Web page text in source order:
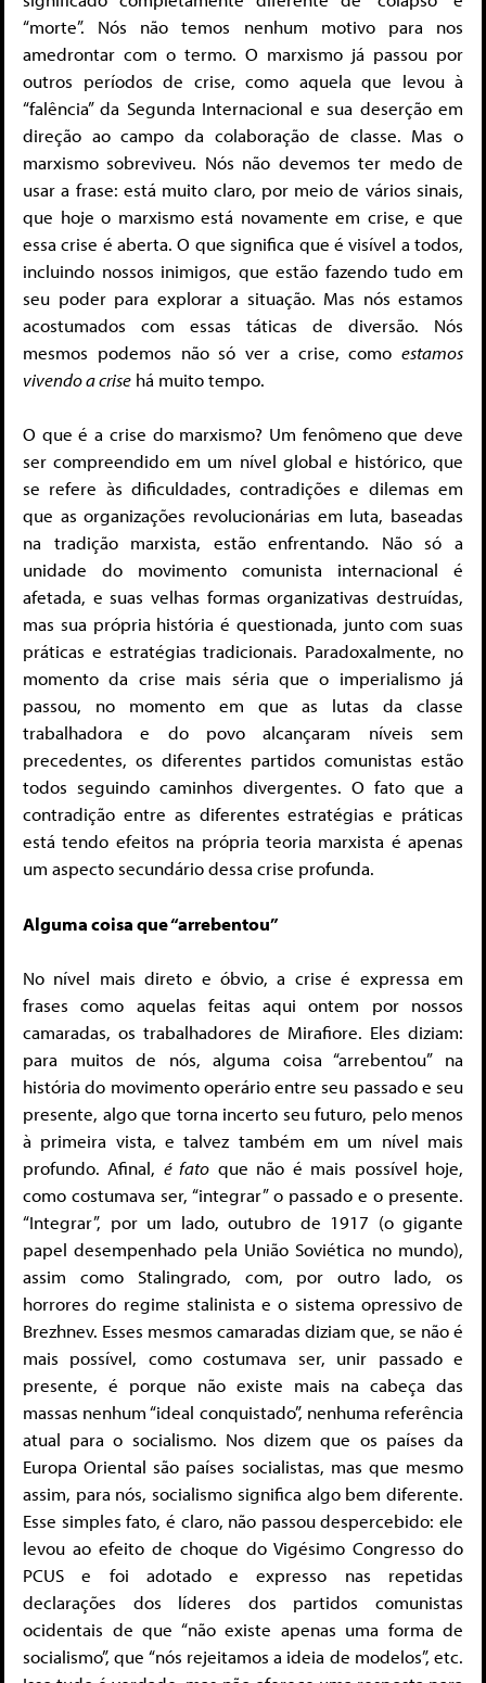
“morte”. Nós não temos nenhum motivo para nos
amedrontar com o termo. O marxismo já passou por
outros períodos de crise, como aquela que levou à
“falência” da Segunda Internacional e sua deserção em
direção ao campo da colaboração de classe. Mas o
marxismo sobreviveu. Nós não devemos ter medo de
usar a frase: está muito claro, por meio de vários sinais,
que hoje o marxismo está novamente em crise, e que
essa crise é aberta. O que significa que é visível a todos,
incluindo nossos inimigos, que estão fazendo tudo em
seu poder para explorar a situação. Mas nós estamos
acostumados com essas táticas de diversão. Nós
mesmos podemos não só ver a crise, como estamos
vivendo a crise há muito tempo.
O que é a crise do marxismo? Um fenômeno que deve
ser compreendido em um nível global e histórico, que
se refere às dificuldades, contradições e dilemas em
que as organizações revolucionárias em luta, baseadas
na tradição marxista, estão enfrentando. Não só a
unidade do movimento comunista internacional é
afetada, e suas velhas formas organizativas destruídas,
mas sua própria história é questionada, junto com suas
práticas e estratégias tradicionais. Paradoxalmente, no
momento da crise mais séria que o imperialismo já
passou, no momento em que as lutas da classe
trabalhadora e do povo alcançaram níveis sem
precedentes, os diferentes partidos comunistas estão
todos seguindo caminhos divergentes. O fato que a
contradição entre as diferentes estratégias e práticas
está tendo efeitos na própria teoria marxista é apenas
um aspecto secundário dessa crise profunda.
Alguma coisa que “arrebentou”
No nível mais direto e óbvio, a crise é expressa em
frases como aquelas feitas aqui ontem por nossos
camaradas, os trabalhadores de Mirafiore. Eles diziam:
para muitos de nós, alguma coisa “arrebentou” na
história do movimento operário entre seu passado e seu
presente, algo que torna incerto seu futuro, pelo menos
à primeira vista, e talvez também em um nível mais
profundo. Afinal, é fato que não é mais possível hoje,
como costumava ser, “integrar” o passado e o presente.
“Integrar”, por um lado, outubro de 1917 (o gigante
papel desempenhado pela União Soviética no mundo),
assim como Stalingrado, com, por outro lado, os
horrores do regime stalinista e o sistema opressivo de
Brezhnev. Esses mesmos camaradas diziam que, se não é
mais possível, como costumava ser, unir passado e
presente, é porque não existe mais na cabeça das
massas nenhum “ideal conquistado”, nenhuma referência
atual para o socialismo. Nos dizem que os países da
Europa Oriental são países socialistas, mas que mesmo
assim, para nós, socialismo significa algo bem diferente.
Esse simples fato, é claro, não passou despercebido: ele
levou ao efeito de choque do Vigésimo Congresso do
PCUS e foi adotado e expresso nas repetidas
declarações dos líderes dos partidos comunistas
ocidentais de que “não existe apenas uma forma de
socialismo”, que “nós rejeitamos a ideia de modelos”, etc.